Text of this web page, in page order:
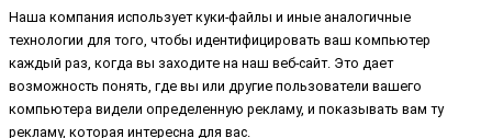
Наша компания использует куки-файлы и иные аналогичные
технологии для того, чтобы идентифицировать ваш компьютер
каждый раз, когда вы заходите на наш веб-сайт. Это дает
возможность понять, где вы или другие пользователи вашего
компьютера видели определенную рекламу, и показывать вам ту
рекламу, которая интересна для вас.